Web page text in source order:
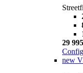
29
new